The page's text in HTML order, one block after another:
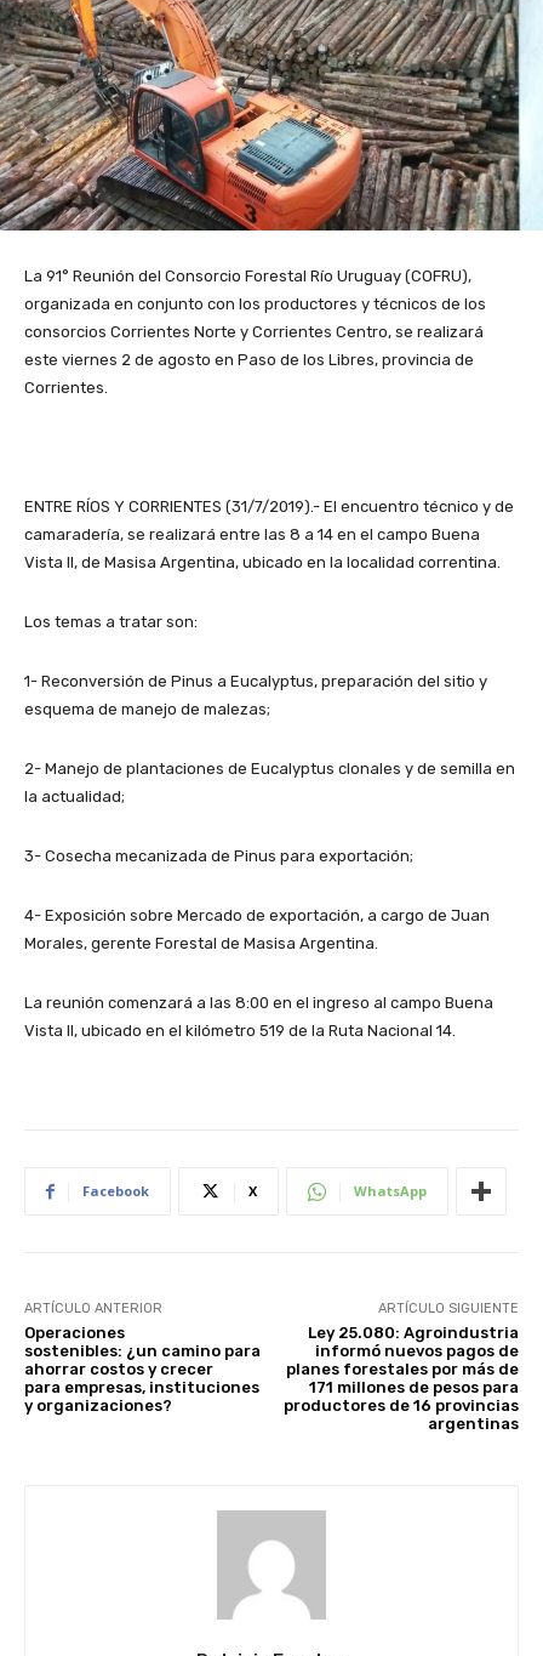
La 91° Reunión del Consorcio Forestal Río Uruguay (COFRU),
organizada en conjunto con los productores y técnicos de los
consorcios Corrientes Norte y Corrientes Centro, se realizará
este viernes 2 de agosto en Paso de los Libres, provincia de
Corrientes.
ENTRE RÍOS Y CORRIENTES (31/7/2019).- El encuentro técnico y de
camaradería, se realizará entre las 8 a 14 en el campo Buena
Vista II, de Masisa Argentina, ubicado en la localidad correntina.
Los temas a tratar son:
1- Reconversión de Pinus a Eucalyptus, preparación del sitio y
esquema de manejo de malezas;
2- Manejo de plantaciones de Eucalyptus clonales y de semilla en
la actualidad;
3- Cosecha mecanizada de Pinus para exportación;
4- Exposición sobre Mercado de exportación, a cargo de Juan
Morales, gerente Forestal de Masisa Argentina.
La reunión comenzará a las 8:00 en el ingreso al campo Buena
Vista II, ubicado en el kilómetro 519 de la Ruta Nacional 14.
Facebook X WhatsApp
ARTÍCULO ANTERIOR
Operaciones
sostenibles: ¿un camino para
ahorrar costos y crecer
para empresas, instituciones
y organizaciones?
ARTÍCULO SIGUIENTE
Ley 25.080: Agroindustria
informó nuevos pagos de
planes forestales por más de
171 millones de pesos para
productores de 16 provincias
argentinas